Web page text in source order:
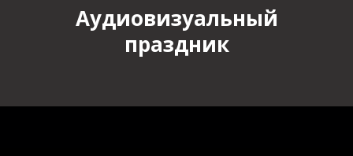
Аудиовизуальный
праздник